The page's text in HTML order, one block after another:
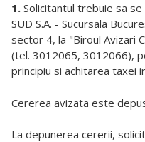
1. Solicitantul trebuie sa se
SUD S.A. - Sucursala
sector 4, la "Biroul Avizari
(tel. 3012065, 3012066),
principiu si achitarea taxei
Cererea avizata este
La depunerea cererii,